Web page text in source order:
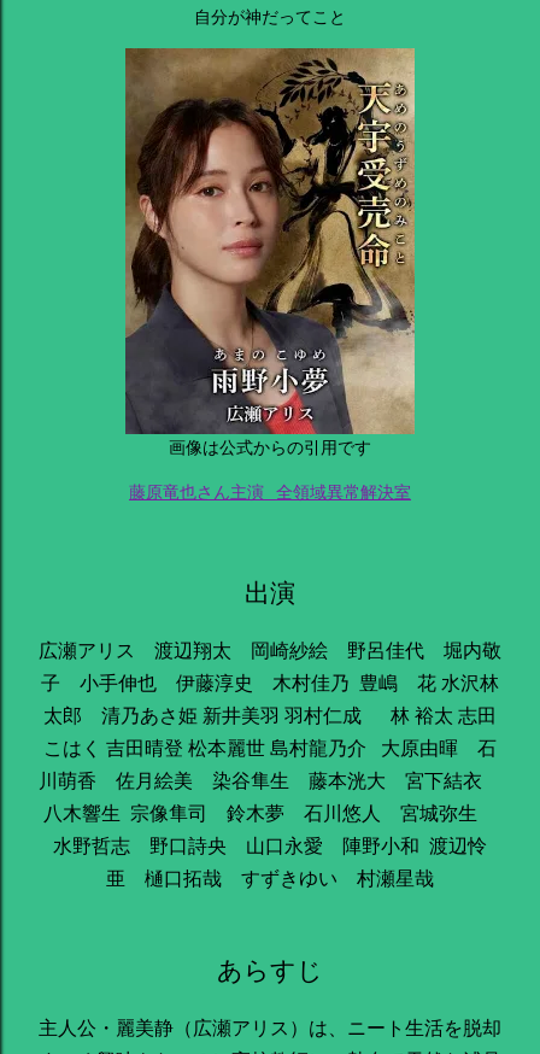
自分が神だってこと
画像は公式からの引用です
藤原竜也さん主演_全領域異常解決室
出演
広瀬アリス 渡辺翔太 岡崎紗絵 野呂佳代 堀内敬
子 小手伸也 伊藤淳史 木村佳乃 豊嶋 花 水沢林
太郎 清乃あさ姫 新井美羽 羽村仁成 林 裕太 志田
こはく 吉田晴登 松本麗世 島村龍乃介 大原由暉 石
川萌香 佐月絵美 染谷隼生 藤本洸大 宮下結衣
八木響生 宗像隼司 鈴木夢 石川悠人 宮城弥生
水野哲志 野口詩央 山口永愛 陣野小和 渡辺怜
亜 樋口拓哉 すずきゆい 村瀬星哉
あらすじ
主人公・麗美静（広瀬アリス）は、ニート生活を脱却